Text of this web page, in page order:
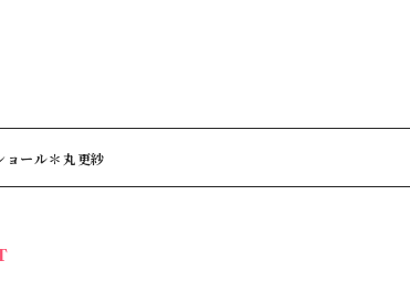
ョール＊丸更紗